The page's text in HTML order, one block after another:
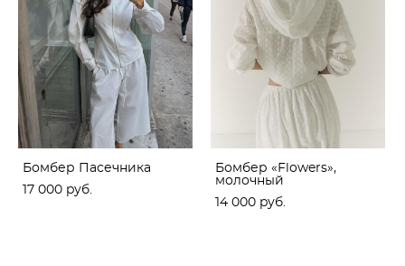
Бомбер Пасечника
17 000 pуб.
Бомбер «Flowers»,
молочный
14 000 pуб.